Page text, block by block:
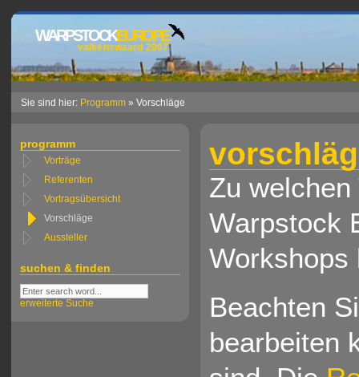
WARPSTOCKEUROPE
valkenswaard 2007
Sie sind hier: Programm » Vorschläge
programm
Vorträge
Referenten
Vortragsübersicht
Vorschläge
Aussteller
suchen & finden
erweiterte Suche
Zu
Warpstock
Workshops
Beachten
bearbeiten